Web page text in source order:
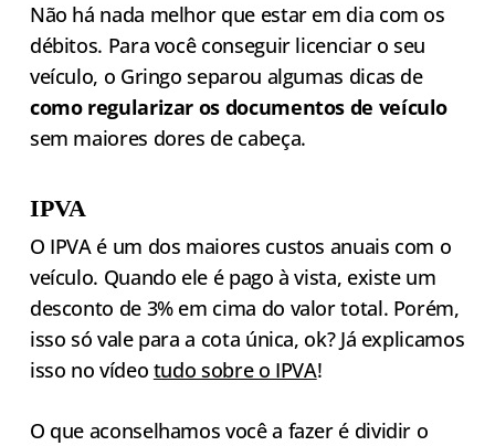
Não há nada melhor que estar em dia com os
débitos. Para você conseguir licenciar o seu
veículo, o Gringo separou algumas dicas de
como regularizar os documentos de veículo
sem maiores dores de cabeça.
IPVA
O IPVA é um dos maiores custos anuais com o
veículo. Quando ele é pago à vista, existe um
desconto de 3% em cima do valor total. Porém,
isso só vale para a cota única, ok? Já explicamos
isso no vídeo tudo sobre o IPVA!
O que aconselhamos você a fazer é dividir o